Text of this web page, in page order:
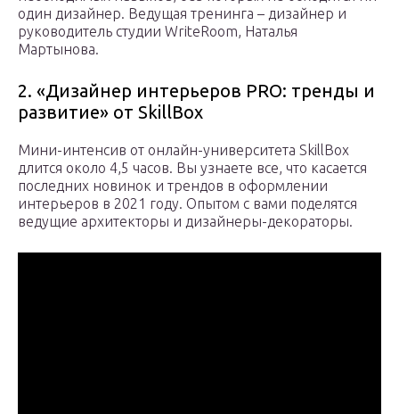
один дизайнер. Ведущая тренинга – дизайнер и
руководитель студии WriteRoom, Наталья
Мартынова.
2. «Дизайнер интерьеров PRO: тренды и
развитие» от SkillBox
Мини-интенсив от онлайн-университета SkillBox
длится около 4,5 часов. Вы узнаете все, что касается
последних новинок и трендов в оформлении
интерьеров в 2021 году. Опытом с вами поделятся
ведущие архитекторы и дизайнеры-декораторы.